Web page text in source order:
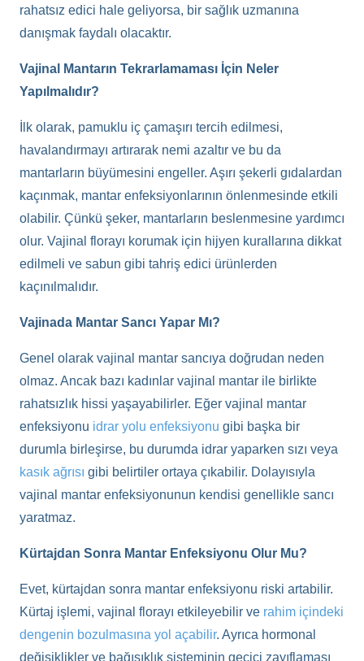
rahatsız edici hale geliyorsa, bir sağlık uzmanına
danışmak faydalı olacaktır.
Vajinal Mantarın Tekrarlamaması İçin Neler
Yapılmalıdır?
İlk olarak, pamuklu iç çamaşırı tercih edilmesi,
havalandırmayı artırarak nemi azaltır ve bu da
mantarların büyümesini engeller. Aşırı şekerli gıdalardan
kaçınmak, mantar enfeksiyonlarının önlenmesinde etkili
olabilir. Çünkü şeker, mantarların beslenmesine yardımcı
olur. Vajinal florayı korumak için hijyen kurallarına dikkat
edilmeli ve sabun gibi tahriş edici ürünlerden
kaçınılmalıdır.
Vajinada Mantar Sancı Yapar Mı?
Genel olarak vajinal mantar sancıya doğrudan neden
olmaz. Ancak bazı kadınlar vajinal mantar ile birlikte
rahatsızlık hissi yaşayabilirler. Eğer vajinal mantar
enfeksiyonu idrar yolu enfeksiyonu gibi başka bir
durumla birleşirse, bu durumda idrar yaparken sızı veya
kasık ağrısı gibi belirtiler ortaya çıkabilir. Dolayısıyla
vajinal mantar enfeksiyonunun kendisi genellikle sancı
yaratmaz.
Kürtajdan Sonra Mantar Enfeksiyonu Olur Mu?
Evet, kürtajdan sonra mantar enfeksiyonu riski artabilir.
Kürtaj işlemi, vajinal florayı etkileyebilir ve rahim içindeki
dengenin bozulmasına yol açabilir. Ayrıca hormonal
değişiklikler ve bağışıklık sisteminin geçici zayıflaması